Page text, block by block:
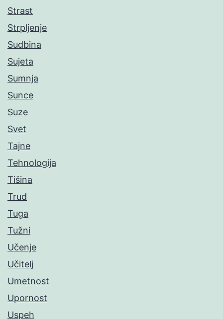
Strast
Strpljenje
Sudbina
Sujeta
Sumnja
Sunce
Suze
Svet
Tajne
Tehnologija
Tišina
Trud
Tuga
Tužni
Učenje
Učitelj
Umetnost
Upornost
Uspeh